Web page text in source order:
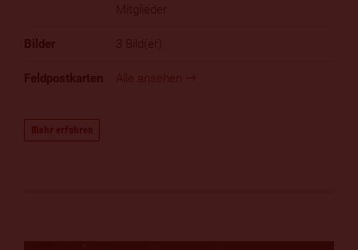
Mitglieder
3 Bild(er)
Alle ansehen
Mehr erfahren